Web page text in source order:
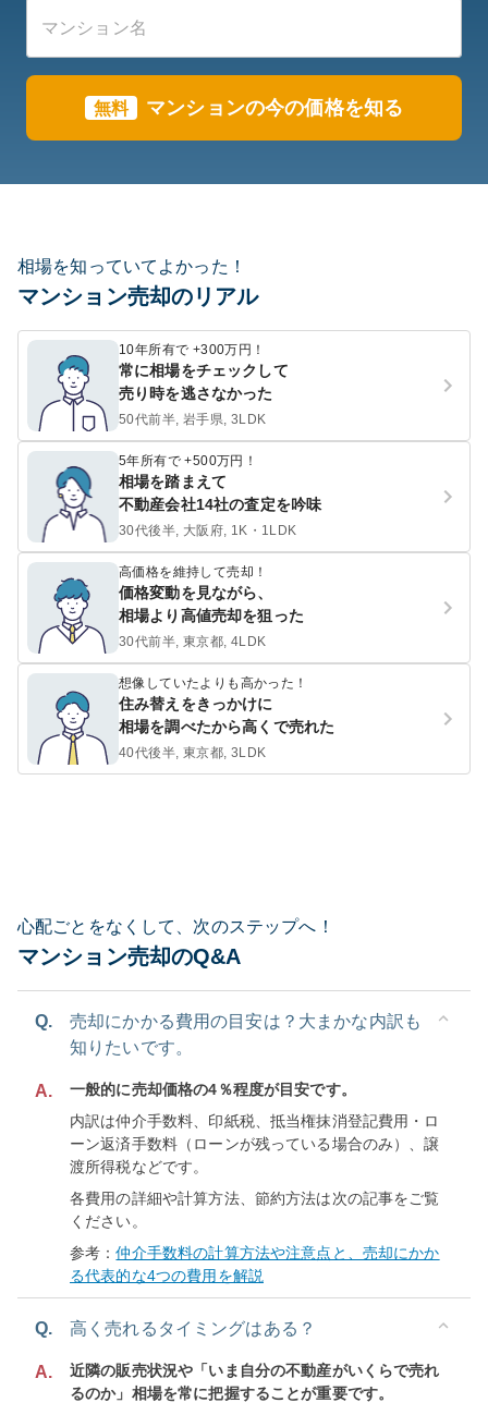
無料 マンションの今の価格を知る
相場を知っていてよかった！
マンション売却のリアル
10年所有で +300万円！
常に相場をチェックして
売り時を逃さなかった
50代前半, 岩手県, 3LDK
5年所有で +500万円！
相場を踏まえて
不動産会社14社の査定を吟味
30代後半, 大阪府, 1K・1LDK
高価格を維持して売却！
価格変動を見ながら、
相場より高値売却を狙った
30代前半, 東京都, 4LDK
想像していたよりも高かった！
住み替えをきっかけに
相場を調べたから高くで売れた
40代後半, 東京都, 3LDK
心配ごとをなくして、次のステップへ！
マンション売却のQ&A
Q.
売却にかかる費用の目安は？大まかな内訳も
知りたいです。
A.
一般的に売却価格の4％程度が目安です。
内訳は仲介手数料、印紙税、抵当権抹消登記費用・ロ
ーン返済手数料（ローンが残っている場合のみ）、譲
渡所得税などです。
各費用の詳細や計算方法、節約方法は次の記事をご覧
ください。
参考：仲介手数料の計算方法や注意点と、売却にかか
る代表的な4つの費用を解説
Q. 高く売れるタイミングはある？
A.
近隣の販売状況や「いま自分の不動産がいくらで売れ
るのか」相場を常に把握することが重要です。